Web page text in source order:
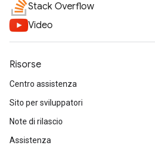
Stack Overflow
Video
Risorse
Centro assistenza
Sito per sviluppatori
Note di rilascio
Assistenza